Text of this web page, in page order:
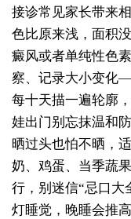
接诊常见家长带来
色比原来浅，面积
癜风或者单纯性色
察、记录大小变化
每十天描一遍轮廓
娃出门别忘抹温和
晒过头也怕不晒，
奶、鸡蛋、当季蔬
行，别迷信“忌口大
灯睡觉，晚睡会推